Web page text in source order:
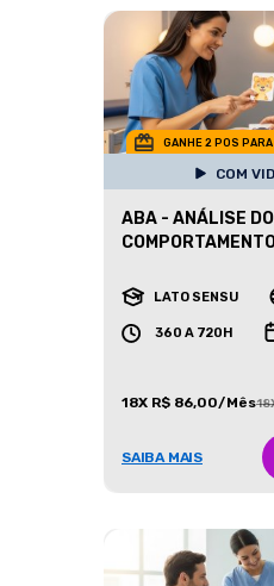
GANHE 2 POS PARA
COM
ABA - ANÁLISE DO
LATO SENSU
360 A 720H
18X R$ 86,00/Mês
SAIBA MAIS